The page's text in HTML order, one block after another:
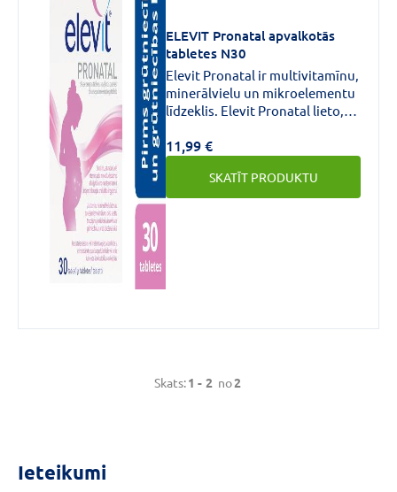
ELEVIT Pronatal apvalkotās
tabletes N30
Elevit Pronatal ir multivitamīnu,
minerālvielu un mikroelementu
līdzeklis. Elevit Pronatal lieto,
veselības traucējumus, kas
saistīti ar vitamīnu un
minerālvielu nesabalansētību
vai nepietiekamību uzturā
11,99 €
SKATĪT PRODUKTU
Skats:1 - 2 no2
Ieteikumi